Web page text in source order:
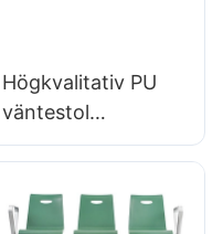
Högkvalitativ PU
väntestol
Aluminium OEM
Tillverkare Hewei